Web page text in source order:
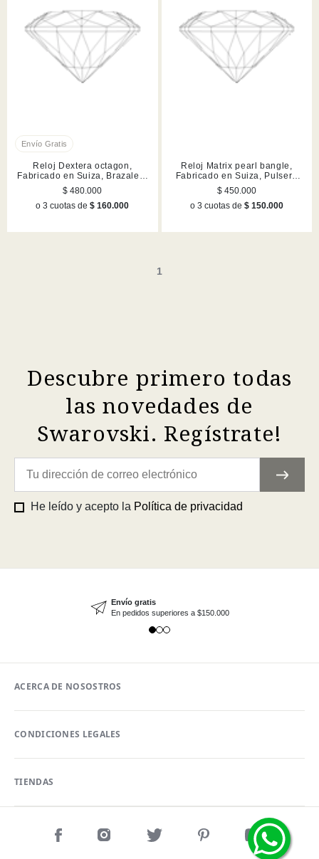
Reloj Dextera octagon,
Fabricado en Suiza, Brazalete
de metal, Dorado, Acabado en
tono oro rosa
$ 480.000
o 3 cuotas de$ 160.000
Reloj Matrix pearl bangle,
Fabricado en Suiza, Pulsera
de cristal, Negro, Acabado en
tono oro rosa
$ 450.000
o 3 cuotas de $ 150.000
1
Descubre primero todas
las novedades de
Swarovski. Regístrate!
He leído y acepto la Política de privacidad
Envío gratis
En pedidos superiores a $150.000
ACERCA DE NOSOSTROS
CONDICIONES LEGALES
TIENDAS